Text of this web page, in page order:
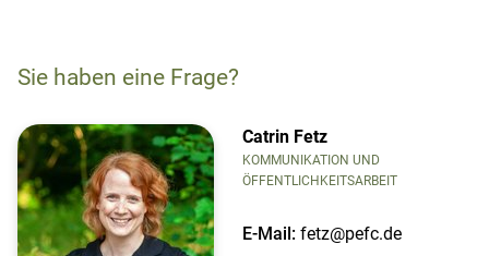
Sie haben eine Frage?
Catrin Fetz
KOMMUNIKATION UND
ÖFFENTLICHKEITSARBEIT
E-Mail: fetz@pefc.de